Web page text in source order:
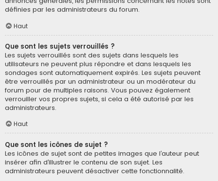
définies par les administrateurs du forum.
Haut
Que sont les sujets verrouillés ?
Les sujets verrouillés sont des sujets dans lesquels les
utilisateurs ne peuvent plus répondre et dans lesquels les
sondages sont automatiquement expirés. Les sujets peuvent
être verrouillés par un administrateur ou un modérateur du
forum pour de multiples raisons. Vous pouvez également
verrouiller vos propres sujets, si cela a été autorisé par les
administrateurs.
Haut
Que sont les icônes de sujet ?
Les icônes de sujet sont de petites images que l’auteur peut
insérer afin d’illustrer le contenu de son sujet. Les
administrateurs peuvent désactiver cette fonctionnalité.